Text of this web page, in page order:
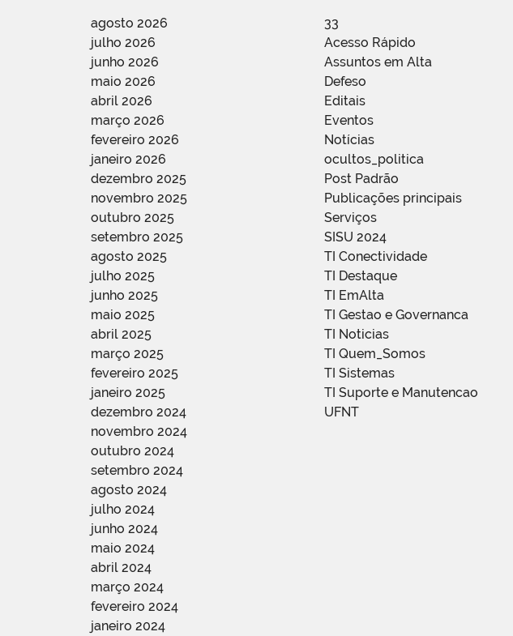
agosto 2026
julho 2026
junho 2026
maio 2026
abril 2026
março 2026
fevereiro 2026
janeiro 2026
dezembro 2025
novembro 2025
outubro 2025
setembro 2025
agosto 2025
julho 2025
junho 2025
maio 2025
abril 2025
março 2025
fevereiro 2025
janeiro 2025
dezembro 2024
novembro 2024
outubro 2024
setembro 2024
agosto 2024
julho 2024
junho 2024
maio 2024
abril 2024
março 2024
fevereiro 2024
janeiro 2024
33
Acesso Rápido
Assuntos em Alta
Defeso
Editais
Eventos
Notícias
ocultos_politica
Post Padrão
Publicações principais
Serviços
SISU 2024
TI Conectividade
TI Destaque
TI EmAlta
TI Gestao e Governanca
TI Noticias
TI Quem_Somos
TI Sistemas
TI Suporte e Manutencao
UFNT